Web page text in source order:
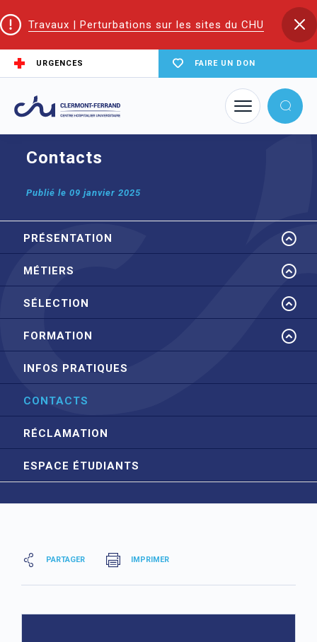
Travaux | Perturbations sur les sites du CHU
URGENCES FAIRE UN DON
Accueil
EIFS | Écoles et Instituts de Formation en Santé
IFMEM
Contacts
Contacts
Publié le09 janvier 2025
PRÉSENTATION
MÉTIERS
SÉLECTION
FORMATION
INFOS PRATIQUES
CONTACTS
RÉCLAMATION
ESPACE ÉTUDIANTS
PARTAGER IMPRIMER